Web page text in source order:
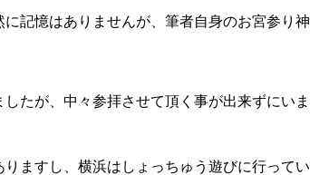
記憶はありませんが、筆者自身のお宮参り神
たが、中々参拝させて頂く事が出来ずにいま
ますし、横浜はしょっちゅう遊びに行ってい